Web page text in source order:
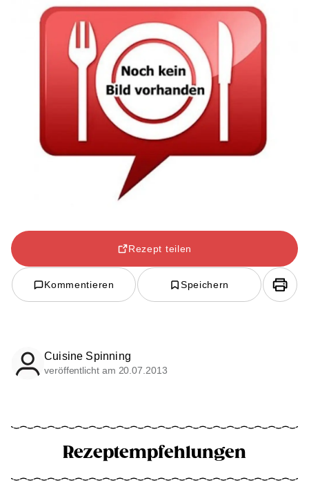
Rezept teilen
Kommentieren Speichern
Cuisine Spinning
veröffentlicht am 20.07.2013
Rezeptempfehlungen